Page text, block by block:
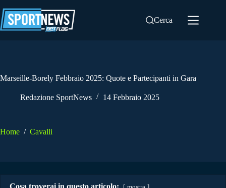
al
contenuto
Cerca
Marseille-Borely Febbraio 2025: Quote e Partecipanti in Gara
Redazione SportNews 14 Febbraio 2025
Home / Cavalli
Cosa troverai in questo articolo: